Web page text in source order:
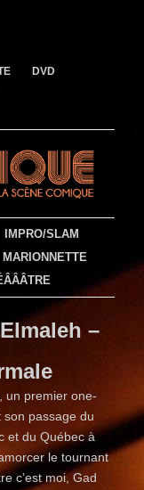
DVD
IMPRO/SLAM
MARIONNETTE
–
un premier one-
son passage du
et du Québec à
le tournant
c’est moi, Gad